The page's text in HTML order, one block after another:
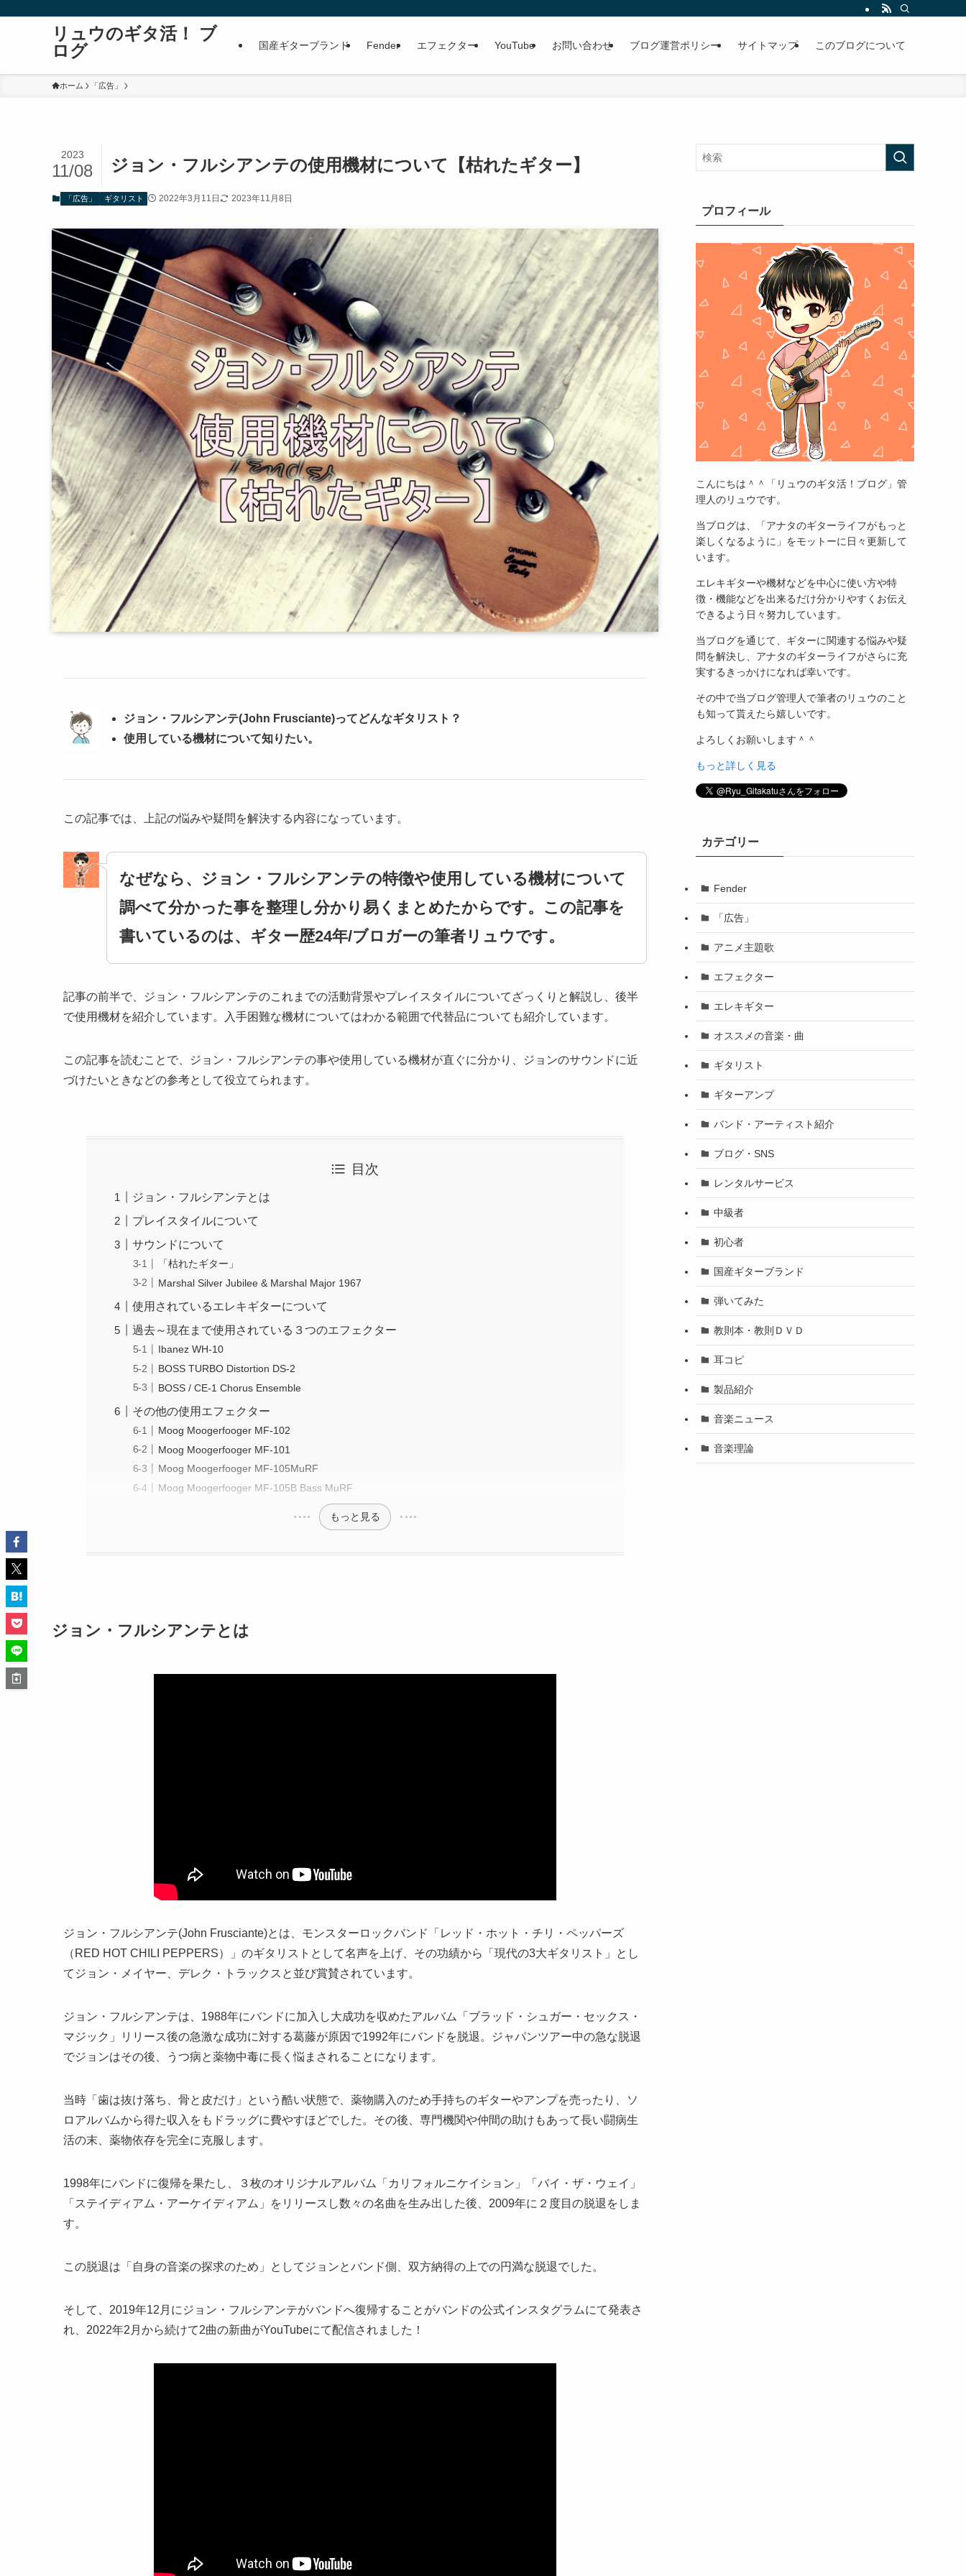
リュウのギタ活！ ブ
ログ
国産ギターブランド Fender エフェクター YouTube お問い合わせ ブログ運営ポリシー サイトマップ このブログについて
ホーム 「広告」
ジョン・フルシアンテの使用機材について【枯れたギター】
2023
11/08
「広告」 ギタリスト 2022年3月11日 2023年11月8日
ジョン・フルシアンテ(John Frusciante)ってどんなギタリスト？
使用している機材について知りたい。
この記事では、上記の悩みや疑問を解決する内容になっています。
なぜなら、ジョン・フルシアンテの特徴や使用している機材について
調べて分かった事を整理し分かり易くまとめたからです。この記事を
書いているのは、ギター歴24年/ブロガーの筆者リュウです。
記事の前半で、
ジョン・フルシアンテのこれまでの活動背景やプレイスタイルについてざっくりと解説し、後半
で使用機材を紹介しています。入手困難な機材についてはわかる範囲で代替品についても紹介しています。
この記事を読むことで、
ジョン・フルシアンテの事や使用している機材が直ぐに分かり、ジョンのサウンドに近
づけたいときなどの参考として役立てられます。
目次
ジョン・フルシアンテとは
プレイスタイルについて
サウンドについて
「枯れたギター」
Marshal Silver Jubilee & Marshal Major 1967
使用されているエレキギターについて
過去～現在まで使用されている３つのエフェクター
Ibanez WH-10
BOSS TURBO Distortion DS-2
BOSS / CE-1 Chorus Ensemble
その他の使用エフェクター
Moog Moogerfooger MF-102
Moog Moogerfooger MF-101
Moog Moogerfooger MF-105MuRF
Moog Moogerfooger MF-105B Bass MuRF
もっと見る
ジョン・フルシアンテとは
ジョン・フルシアンテ(John Frusciante)とは、モンスターロックバンド「レッド・ホット・チリ・ペッパーズ
（RED HOT CHILI PEPPERS）」のギタリストとして名声を上げ、その功績から「現代の3大ギタリスト」とし
てジョン・メイヤー、デレク・トラックスと並び賞賛されています。
ジョン・フルシアンテは、 1988年にバンドに加入し大成功を収めたアルバム「ブラッド・シュガー・セックス・
マジック」リリース後の急激な成功に対する葛藤が原因で1992年にバンドを脱退。ジャパンツアー中の急な脱退
でジョンはその後、うつ病と薬物中毒に長く悩まされることになります。
当時「歯は抜け落ち、骨と皮だけ」という酷い状態で、薬物購入のため手持ちのギターやアンプを売ったり、ソ
ロアルバムから得た収入をもドラッグに費やすほどでした。その後、専門機関や仲間の助けもあって長い闘病生
活の末、薬物依存を完全に克服します。
1998年にバンドに復帰を果たし、３枚のオリジナルアルバム「カリフォルニケイション」「バイ・ザ・ウェイ」
「ステイディアム・アーケイディアム」をリリースし数々の名曲を生み出した後、2009年に２度目の脱退をしま
す。
この脱退は「自身の音楽の探求のため」としてジョンとバンド側、双方納得の上での円満な脱退でした。
そして、2019年12月にジョン・フルシアンテがバンドへ復帰することがバンドの公式インスタグラムにて発表さ
れ、2022年2月から続けて2曲の新曲がYouTubeにて配信されました！
プロフィール
こんにちは＾＾「リュウのギタ活！ブログ」管
理人のリュウです。
当ブログは、「アナタのギターライフがもっと
楽しくなるように」をモットーに日々更新して
います。
エレキギターや機材などを中心に使い方や特
徴・機能などを出来るだけ分かりやすくお伝え
できるよう日々努力しています。
当ブログを通じて、ギターに関連する悩みや疑
問を解決し、アナタのギターライフがさらに充
実するきっかけになれば幸いです。
その中で当ブログ管理人で筆者のリュウのこと
も知って貰えたら嬉しいです。
よろしくお願いします＾＾
もっと詳しく見る
カテゴリー
Fender
「広告」
アニメ主題歌
エフェクター
エレキギター
オススメの音楽・曲
ギタリスト
ギターアンプ
バンド・アーティスト紹介
ブログ・SNS
レンタルサービス
中級者
初心者
国産ギターブランド
弾いてみた
教則本・教則ＤＶＤ
耳コピ
製品紹介
音楽ニュース
音楽理論